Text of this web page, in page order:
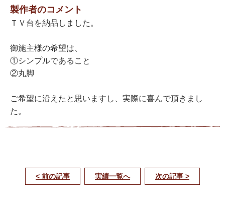
製作者のコメント
ＴＶ台を納品しました。
御施主様の希望は、
①シンプルであること
②丸脚
ご希望に沿えたと思いますし、実際に喜んで頂きまし
た。
< 前の記事 実績一覧へ 次の記事 >